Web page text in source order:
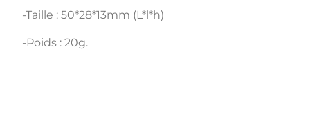
-Taille : 50*28*13mm (L*l*h)
-Poids : 20g.